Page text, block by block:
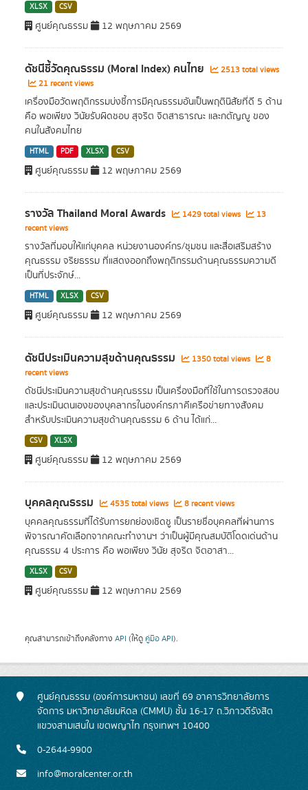
XLSX CSV
ศูนย์คุณธรรม 12 พฤษภาคม 2569
ดัชนีชี้วัดคุณธรรม (Moral Index) คนไทย
2513 total views
21 recent views
เครื่องมือวัดพฤติกรรมบ่งชี้การมีคุณธรรมอันเป็นพฤตินิสัยที่ดี 5 ด้าน
คือ พอเพียง วินัยรับผิดชอบ สุจริต จิตสาธารณะ และกตัญญู ของ
คนในสังคมไทย
HTML PDF XLSX CSV
ศูนย์คุณธรรม 12 พฤษภาคม 2569
รางวัล Thailand Moral Awards 1429 total views
13
recent views
รางวัลที่มอบให้แก่บุคคล หน่วยงานองค์กร/ชุมชน และสื่อเสริมสร้าง
คุณธรรม จริยธรรม ที่แสดงออกถึงพฤติกรรมด้านคุณธรรมความดี
เป็นที่ประจักษ์...
HTML XLSX CSV
ศูนย์คุณธรรม 12 พฤษภาคม 2569
ดัชนีประเมินความสุขด้านคุณธรรม 1350 total views
8
recent views
ดัชนีประเมินความสุขด้านคุณธรรม เป็นเครื่องมือที่ใช้ในการตรวจสอบ
และประเมินตนเองของบุคลากรในองค์กรภาคีเครือข่ายทางสังคม
สำหรับประเมินความสุขด้านคุณธรรม 6 ด้าน ได้แก่...
CSV XLSX
ศูนย์คุณธรรม 12 พฤษภาคม 2569
บุคคลคุณธรรม 4535 total views 8 recent views
บุคคลคุณธรรมที่ได้รับการยกย่องเชิดชู เป็นรายชื่อบุคคลที่ผ่านการ
พิจารณาคัดเลือกจากคณะทำงานฯ ว่าเป็นผู้มีคุณสมบัติโดดเด่นด้าน
คุณธรรม 4 ประการ คือ พอเพียง วินัย สุจริต จิตอาสา...
XLSX CSV
ศูนย์คุณธรรม 12 พฤษภาคม 2569
คุณสามารถเข้าถึงคลังทาง API (ให้ดู คู่มือ API).
ศูนย์คุณธรรม (องค์การมหาชน) เลขที่ 69 อาคารวิทยาลัยการ
จัดการ มหาวิทยาลัยมหิดล (CMMU) ชั้น 16-17 ถ.วิภาวดีรังสิต
แขวงสามเสนใน เขตพญาไท กรุงเทพฯ 10400
0-2644-9900
info@moralcenter.or.th